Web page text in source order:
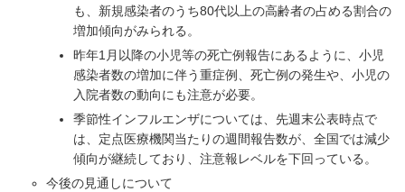
も、新規感染者のうち80代以上の高齢者の占める割合の
増加傾向がみられる。
昨年1月以降の小児等の死亡例報告にあるように、小児
感染者数の増加に伴う重症例、死亡例の発生や、小児の
入院者数の動向にも注意が必要。
季節性インフルエンザについては、先週末公表時点で
は、定点医療機関当たりの週間報告数が、全国では減少
傾向が継続しており、注意報レベルを下回っている。
今後の見通しについて